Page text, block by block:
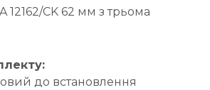
12162/CK 62 мм з трьома
до встановлення